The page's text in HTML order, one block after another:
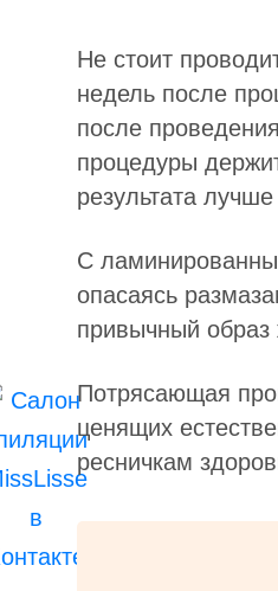
Не стоит
недель после
после
процедуры
результата
С
опасаясь
привычный образ
Потрясающая
ценящих
ресничкам